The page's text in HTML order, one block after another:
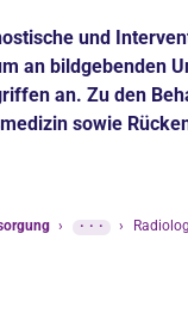
und
an bildgebenden
an. Zu den
sowie
› ··· ›